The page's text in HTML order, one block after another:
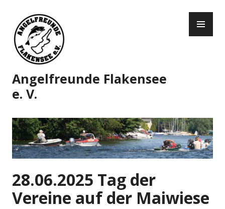
Inhalt
springen
Angelfreunde Flakensee
e. V.
28.06.2025 Tag der
Vereine auf der Maiwiese